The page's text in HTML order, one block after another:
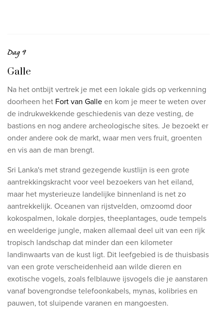
Dag 9
Galle
Na het ontbijt vertrek je met een lokale gids op verkenning
doorheen het Fort van Galleen kom je meer te weten over
de indrukwekkende geschiedenis van deze vesting, de
bastions en nog andere archeologische sites. Je bezoekt er
onder andere ook de markt, waar men vers fruit, groenten
en vis aan de man brengt.
Sri Lanka's met strand gezegende kustlijn is een grote
aantrekkingskracht voor veel bezoekers van het eiland,
maar het mysterieuze landelijke binnenland is net zo
aantrekkelijk. Oceanen van rijstvelden, omzoomd door
kokospalmen, lokale dorpjes, theeplantages, oude tempels
en weelderige jungle, maken allemaal deel uit van een rijk
tropisch landschap dat minder dan een kilometer
landinwaarts van de kust ligt. Dit leefgebied is de thuisbasis
van een grote verscheidenheid aan wilde dieren en
exotische vogels, zoals felblauwe ijsvogels die je aanstaren
vanaf bovengrondse telefoonkabels, mynas, kolibries en
pauwen, tot sluipende varanen en mangoesten.